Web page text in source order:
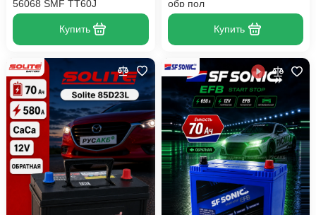
56068 SMF TT60J
Купить
обр пол
Купить